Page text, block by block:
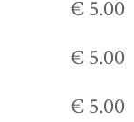
€ 5.00
€ 5.00
€ 5.00